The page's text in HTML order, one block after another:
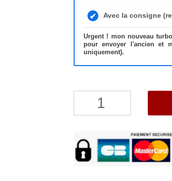
Avec la consigne
Urgent ! mon nouveau
pour envoyer l'ancien et
uniquement).
Volkswagen
Amarok